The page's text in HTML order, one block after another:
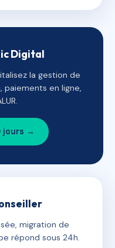
Digital
la gestion de
paiements en ligne,
jours →
migration de
répond sous 24h.